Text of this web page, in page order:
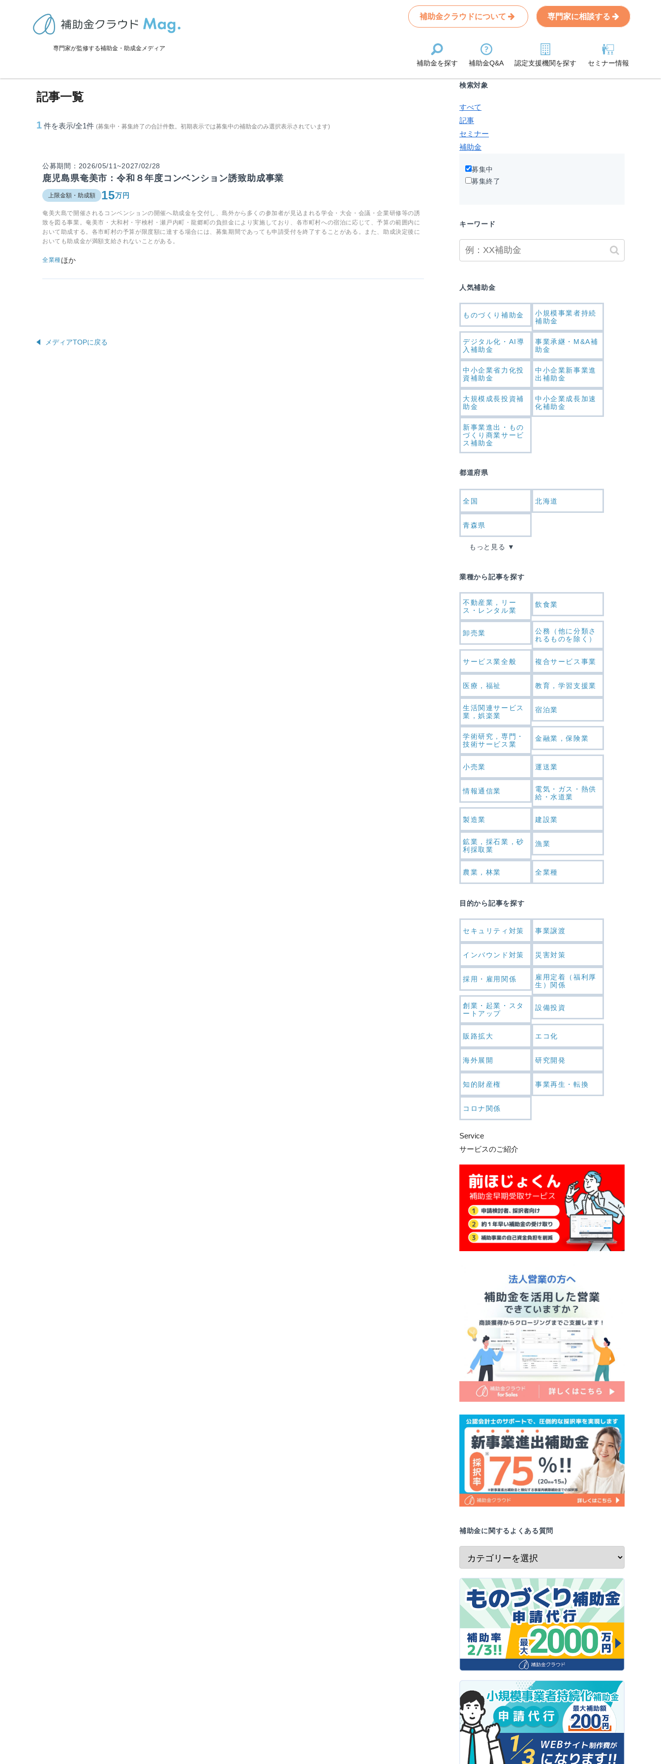
専門家が監修する補助金・助成金メディア
補助金クラウドについて 専門家に相談する
補助金を探す 補助金Q&A 認定支援機関を探す セミナー情報
>補助金・助成金詳細
大和村に関連する記事
記事一覧
1 件を表示/全1件 (募集中・募集終了の合計件数。初期表示では募集中の補助金のみ選択表示されています)
公募期間：2026/05/11~2027/02/28
鹿児島県奄美市：令和８年度コンベンション誘致助成事業
上限金額・助成額 15万円
奄美大島で開催されるコンベンションの開催へ助成金を交付し、島外から多くの参加者が見込まれる学会・大会・会議・企業研修等の誘
致を図る事業。奄美市・大和村・宇検村・瀬戸内町・龍郷町の負担金により実施しており、各市町村への宿泊に応じて、予算の範囲内に
おいて助成する。各市町村の予算が限度額に達する場合には、募集期間であっても申請受付を終了することがある。また、助成決定後に
おいても助成金が満額支給されないことがある。
全業種ほか
メディアTOPに戻る
Search
条件から記事を探す
検索対象
すべて
記事
セミナー
補助金
募集中
募集終了
キーワード
人気補助金
ものづくり補助金
小規模事業者持続
補助金
デジタル化・AI導
入補助金
事業承継・M&A補
助金
中小企業省力化投
資補助金
中小企業新事業進
出補助金
大規模成長投資補
助金
中小企業成長加速
化補助金
新事業進出・もの
づくり商業サービ
ス補助金
都道府県
全国 北海道
青森県
もっと見る
業種から記事を探す
不動産業，リー
ス・レンタル業
飲食業
卸売業
公務（他に分類さ
れるものを除く）
サービス業全般 複合サービス事業
医療，福祉 教育，学習支援業
生活関連サービス
業，娯楽業
宿泊業
学術研究，専門・
技術サービス業
金融業，保険業
小売業 運送業
情報通信業
電気・ガス・熱供
給・水道業
製造業 建設業
鉱業，採石業，砂
利採取業
漁業
農業，林業 全業種
目的から記事を探す
セキュリティ対策 事業譲渡
インバウンド対策 災害対策
採用・雇用関係
雇用定着（福利厚
生）関係
創業・起業・スタ
ートアップ
設備投資
販路拡大 エコ化
海外展開 研究開発
知的財産権 事業再生・転換
コロナ関係
Service
サービスのご紹介
補助金に関するよくある質問